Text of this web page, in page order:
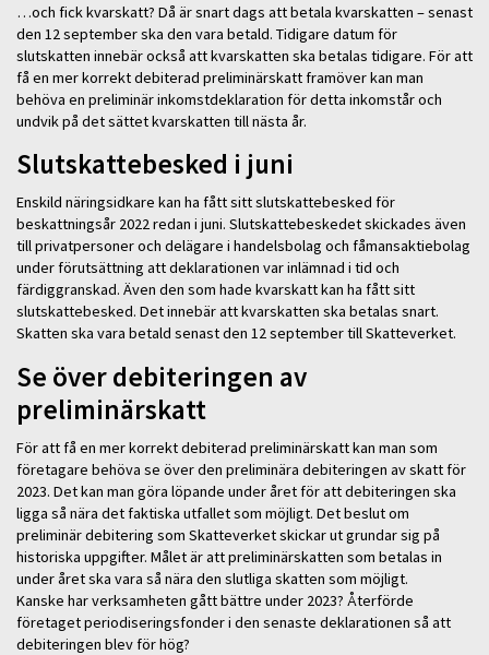
…och fick kvarskatt? Då är snart dags att betala kvarskatten – senast
den 12 september ska den vara betald. Tidigare datum för
slutskatten innebär också att kvarskatten ska betalas tidigare. För att
få en mer korrekt debiterad preliminärskatt framöver kan man
behöva en preliminär inkomstdeklaration för detta inkomstår och
undvik på det sättet kvarskatten till nästa år.
Slutskattebesked i juni
Enskild näringsidkare kan ha fått sitt slutskattebesked för
beskattningsår 2022 redan i juni. Slutskattebeskedet skickades även
till privatpersoner och delägare i handelsbolag och fåmansaktiebolag
under förutsättning att deklarationen var inlämnad i tid och
färdiggranskad. Även den som hade kvarskatt kan ha fått sitt
slutskattebesked. Det innebär att kvarskatten ska betalas snart.
Skatten ska vara betald senast den 12 september till Skatteverket.
Se över debiteringen av
preliminärskatt
För att få en mer korrekt debiterad preliminärskatt kan man som
företagare behöva se över den preliminära debiteringen av skatt för
2023. Det kan man göra löpande under året för att debiteringen ska
ligga så nära det faktiska utfallet som möjligt. Det beslut om
preliminär debitering som Skatteverket skickar ut grundar sig på
historiska uppgifter. Målet är att preliminärskatten som betalas in
under året ska vara så nära den slutliga skatten som möjligt.
Kanske har verksamheten gått bättre under 2023? Återförde
företaget periodiseringsfonder i den senaste deklarationen så att
debiteringen blev för hög?